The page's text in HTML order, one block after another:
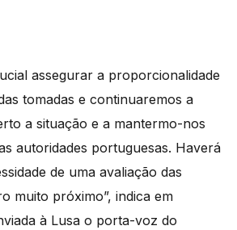
assegurar a proporcionalidade
tomadas e continuaremos a
a situação e a mantermo-nos
autoridades portuguesas. Haverá
de uma avaliação das
muito próximo”, indica em
à Lusa o porta-voz do